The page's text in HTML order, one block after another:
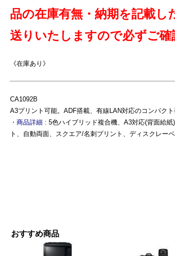
品の在庫有無・納期を記載し
送りいたしますので必ずご確
《在庫あり》
CA1092B
A3プリント可能。ADF搭載、有線LAN対応のコンパクト
・商品詳細 : 5色ハイブリッド複合機、A3対応(背面給
ト、自動両面、スクエア/名刺プリント、ディスクレー
おすすめ商品